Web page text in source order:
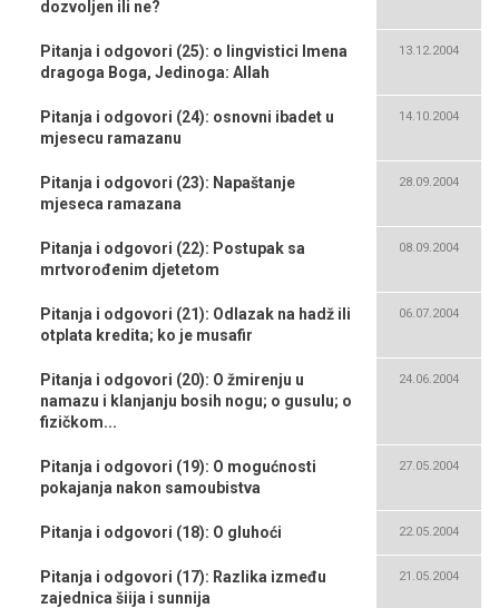
dozvoljen ili ne?
Pitanja i odgovori (25): o lingvistici Imena
dragoga Boga, Jedinoga: Allah
13.12.2004
Pitanja i odgovori (24): osnovni ibadet u
mjesecu ramazanu
14.10.2004
Pitanja i odgovori (23): Napaštanje
mjeseca ramazana
28.09.2004
Pitanja i odgovori (22): Postupak sa
mrtvorođenim djetetom
08.09.2004
Pitanja i odgovori (21): Odlazak na hadž ili
otplata kredita; ko je musafir
06.07.2004
Pitanja i odgovori (20): O žmirenju u
namazu i klanjanju bosih nogu; o gusulu; o
fizičkom...
24.06.2004
Pitanja i odgovori (19): O mogućnosti
pokajanja nakon samoubistva
27.05.2004
Pitanja i odgovori (18): O gluhoći 22.05.2004
Pitanja i odgovori (17): Razlika između
zajednica šiija i sunnija
21.05.2004